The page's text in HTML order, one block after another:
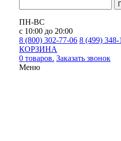
ПН-ВС
с 10:00 до 20:00
8 (800) 302-77-06 8 (499) 348-
КОРЗИНА
0 товаров. Заказать звонок
Меню